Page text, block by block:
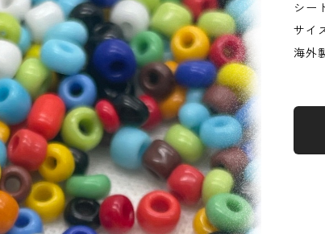
シー
サイ
海外